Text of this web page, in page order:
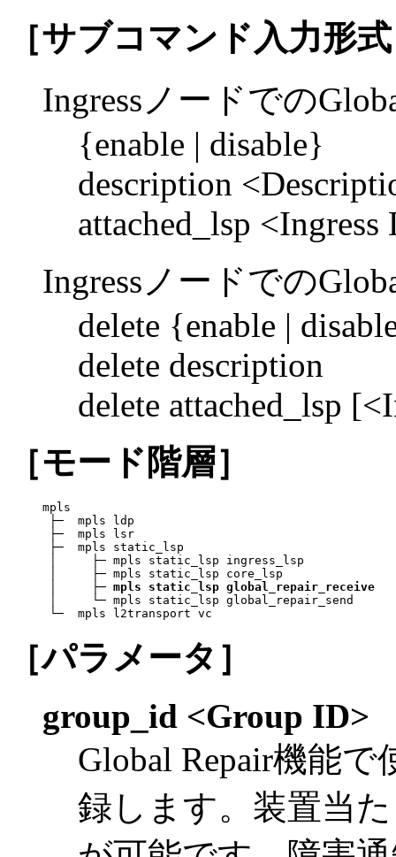
［サブコマンド入力形
Ingressノードでの
{enable | disable}
description
attached_lsp <Ingress
Ingressノードでの
delete {enable |
delete description
delete attached_lsp
［モード階層］
mpls
├─  mpls ldp
├─  mpls lsr
├─  mpls static_lsp
│     ├─ mpls static_lsp ingress_lsp
│     ├─ mpls static_lsp core_lsp
│     ├─ mpls static_lsp global_repair_receive
│     └─ mpls static_lsp global_repair_send
└─  mpls l2transport vc
［パラメータ］
group_id <Group ID>
Global Repair機能
録します。装置当